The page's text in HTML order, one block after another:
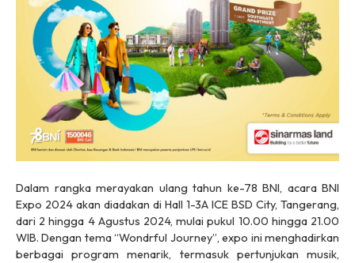
Dalam rangka merayakan ulang tahun ke-78 BNI, acara BNI
Expo 2024 akan diadakan di Hall 1-3A ICE BSD City, Tangerang,
dari 2 hingga 4 Agustus 2024, mulai pukul 10.00 hingga 21.00
WIB. Dengan tema “Wondrful Journey”, expo ini menghadirkan
berbagai program menarik, termasuk pertunjukan musik,